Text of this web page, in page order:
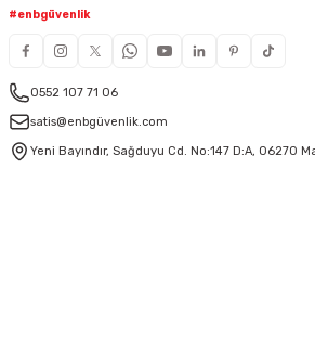
#enbgüvenlik
0552 107 71 06
satis@enbgüvenlik.com
Yeni Bayındır, Sağduyu Cd. No:147 D:A, 06270